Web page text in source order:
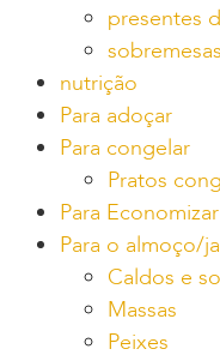
presentes
nutrição
Para adoçar
Para congelar
Pratos
Para Economizar
Para o almoço/
Caldos e
Massas
Peixes